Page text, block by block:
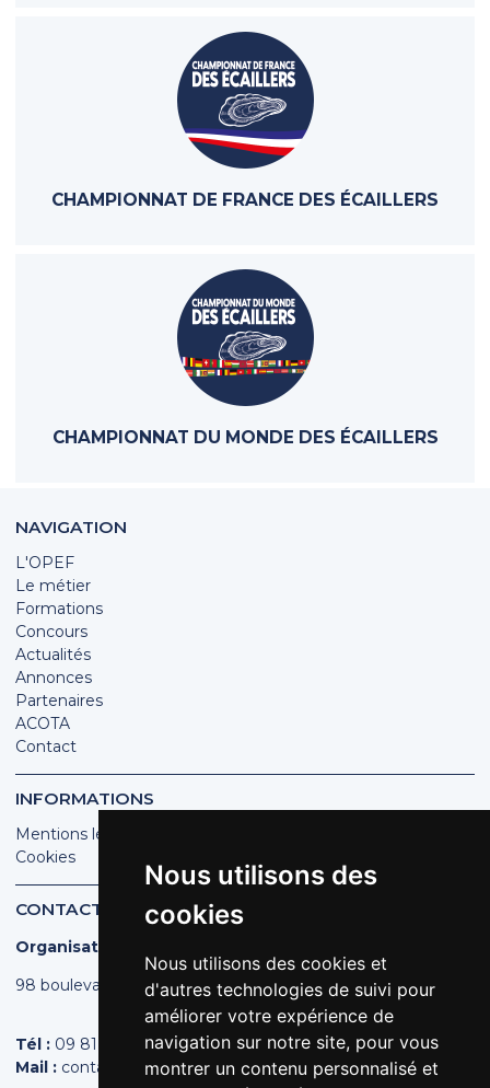
Nous utilisons des
cookies
Nous utilisons des cookies et
d'autres technologies de suivi pour
améliorer votre expérience de
navigation sur notre site, pour vous
montrer un contenu personnalisé et
CHAMPIONNAT DE FRANCE DES ÉCAILLERS
CHAMPIONNAT DU MONDE DES ÉCAILLERS
NAVIGATION
L'OPEF
Le métier
Formations
Concours
Actualités
Annonces
Partenaires
ACOTA
Contact
INFORMATIONS
Mentions légales
Cookies
CONTACT
Organisation des Poissonniers Écaillers de France
98 boulevard Pereire | 75017 PARIS
Tél : 09 81 44 44 43
Mail : contact@poissonniers.com